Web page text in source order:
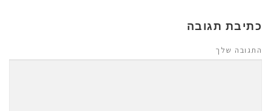
כתיבת תגובה
התגובה שלך